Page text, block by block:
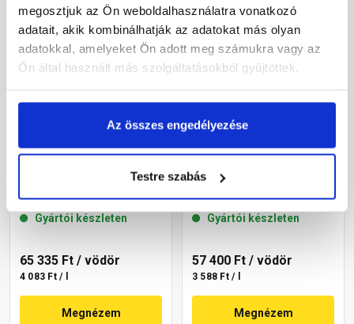
megosztjuk az Ön weboldalhasználatra vonatkozó
adatait, akik kombinálhatják az adatokat más olyan
adatokkal, amelyeket Ön adott meg számukra vagy az
Ön által használt más szolgáltatásokból gyűjtöttek.
Az összes engedélyezése
Testre szabás
Masterplast
Gyártói készleten
65 335 Ft / vödör
4 083 Ft / l
Megnézem
Masterplast
Thermomaster akril
Gyártói készleten
57 400 Ft / vödör
3 588 Ft / l
Megnézem